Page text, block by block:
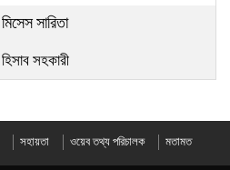
মিসেস সারিতা
হিসাব সহকারী
সহায়তা ওয়েব তথ্য পরিচালক মতামত